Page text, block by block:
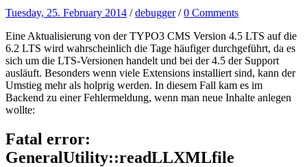
Tuesday, 25. February 2014 /debugger /0 Comments
Eine Aktualisierung von der TYPO3 CMS Version 4.5 LTS auf die
6.2 LTS wird wahrscheinlich die Tage häufiger durchgeführt, da es
sich um die LTS-Versionen handelt und bei der 4.5 der Support
ausläuft. Besonders wenn viele Extensions installiert sind, kann der
Umstieg mehr als holprig werden. In diesem Fall kam es im
Backend zu einer Fehlermeldung, wenn man neue Inhalte anlegen
wollte:
Fatal error:
GeneralUtility::readLLXMLfile